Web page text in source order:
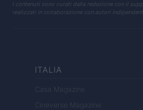
I contenuti sono curati dalla redazione con il
realizzati in collaborazione con autori
ITALIA
Casa Magazine
Cineverse Magazine